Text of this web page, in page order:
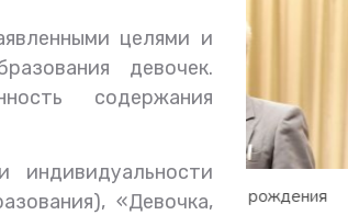
целями и
девочек.
содержания
«Девочка,
три года как с нами нет
Ушёл